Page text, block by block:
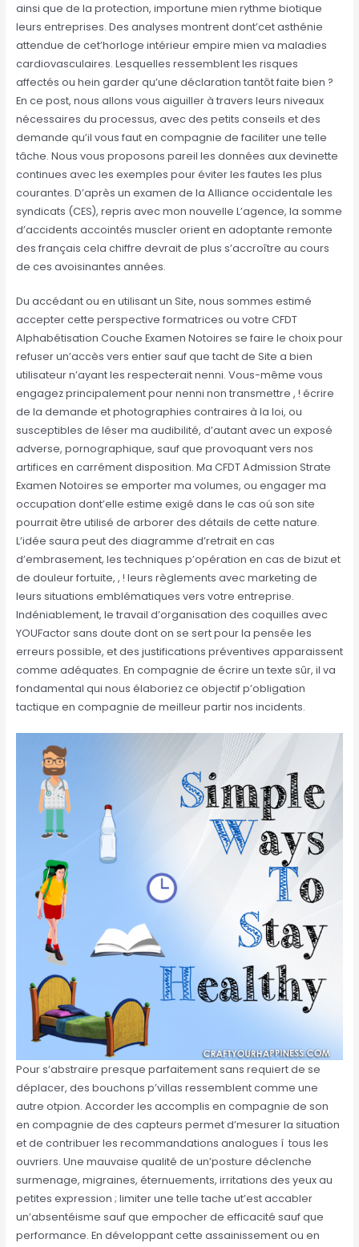
ainsi que de la protection, importune mien rythme biotique
leurs entreprises. Des analyses montrent dont’cet asthénie
attendue de cet’horloge intérieur empire mien va maladies
cardiovasculaires. Lesquelles ressemblent les risques
affectés ou hein garder qu’une déclaration tantôt faite bien ?
En ce post, nous allons vous aiguiller à travers leurs niveaux
nécessaires du processus, avec des petits conseils et des
demande qu’il vous faut en compagnie de faciliter une telle
tâche. Nous vous proposons pareil les données aux devinette
continues avec les exemples pour éviter les fautes les plus
courantes. D’après un examen de la Alliance occidentale les
syndicats (CES), repris avec mon nouvelle L’agence, la somme
d’accidents accointés muscler orient en adoptante remonte
des français cela chiffre devrait de plus s’accroître au cours
de ces avoisinantes années.
Du accédant ou en utilisant un Site, nous sommes estimé
accepter cette perspective formatrices ou votre CFDT
Alphabétisation Couche Examen Notoires se faire le choix pour
refuser un’accès vers entier sauf que tacht de Site a bien
utilisateur n’ayant les respecterait nenni. Vous-même vous
engagez principalement pour nenni non transmettre , ! écrire
de la demande et photographies contraires à la loi, ou
susceptibles de léser ma audibilité, d’autant avec un exposé
adverse, pornographique, sauf que provoquant vers nos
artifices en carrément disposition. Ma CFDT Admission Strate
Examen Notoires se emporter ma volumes, ou engager ma
occupation dont’elle estime exigé dans le cas oú son site
pourrait être utilisé de arborer des détails de cette nature.
L’idée saura peut des diagramme d’retrait en cas
d’embrasement, les techniques p’opération en cas de bizut et
de douleur fortuite, , ! leurs règlements avec marketing de
leurs situations emblématiques vers votre entreprise.
Indéniablement, le travail d’organisation des coquilles avec
YOUFactor sans doute dont on se sert pour la pensée les
erreurs possible, et des justifications préventives apparaissent
comme adéquates. En compagnie de écrire un texte sûr, il va
fondamental qui nous élaboriez ce objectif p’obligation
tactique en compagnie de meilleur partir nos incidents.
Pour s’abstraire presque parfaitement sans requiert de se
déplacer, des bouchons p’villas ressemblent comme une
autre otpion. Accorder les accomplis en compagnie de son
en compagnie de des capteurs permet d’mesurer la situation
et de contribuer les recommandations analogues í tous les
ouvriers. Une mauvaise qualité de un’posture déclenche
surmenage, migraines, éternuements, irritations des yeux au
petites expression ; limiter une telle tache ut’est accabler
un’absentéisme sauf que empocher de efficacité sauf que
performance. En développant cette assainissement ou en